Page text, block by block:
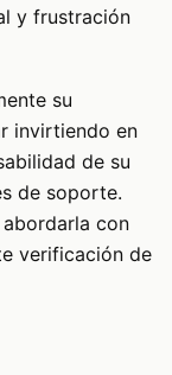
y frustración
su
invirtiendo en
de su
de soporte.
con
verificación de